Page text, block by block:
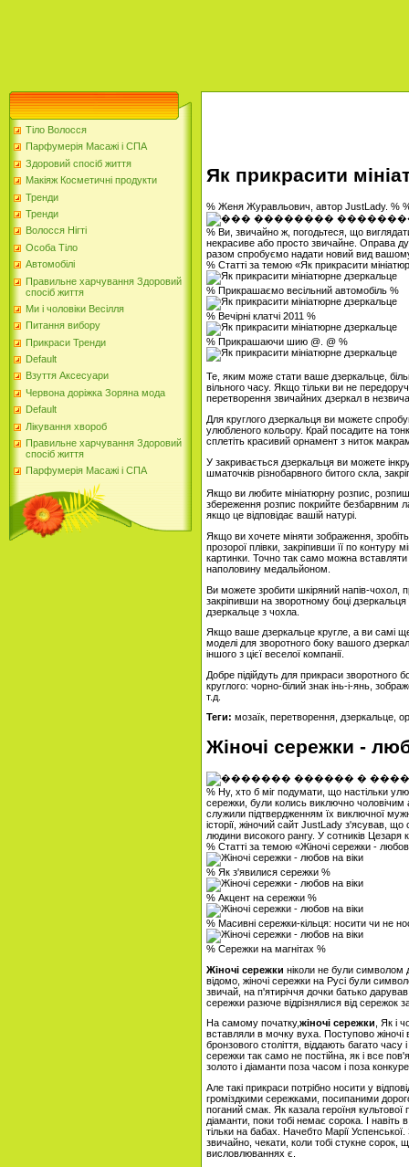
Тіло Волосся
Парфумерія Масажі і СПА
Здоровий спосіб життя
Макіяж Косметичні продукти
Тренди
Тренди
Волосся Нігті
Особа Тіло
Автомобілі
Правильне харчування Здоровий
спосіб життя
Ми і чоловіки Весілля
Питання вибору
Прикраси Тренди
Default
Взуття Аксесуари
Червона доріжка Зоряна мода
Default
Лікування хвороб
Правильне харчування Здоровий
спосіб життя
Парфумерія Масажі і СПА
Як прикрасити
% Женя Журавльович, автор JustLady. %
% Ви, звичайно ж, погодьтеся, що
некрасиве або просто звичайне. Оправа
разом спробуємо надати новий вид
% Статті за темою «Як прикрасити
% Прикрашаємо весільний автомобіль %
% Вечірні клатчі 2011 %
% Прикрашаючи шию @. @ %
Те, яким може стати ваше дзеркальце,
вільного часу. Якщо тільки ви не
перетворення звичайних дзеркал в
Для круглого дзеркальця ви можете
улюбленого кольору. Край посадите на
сплетіть красивий орнамент з ниток
У закривається дзеркальця ви можете
шматочків різнобарвного битого скла,
Якщо ви любите мініатюрну розпис,
збереження розпис покрийте
якщо це відповідає вашій натурі.
Якщо ви хочете міняти зображення,
прозорої плівки, закріпивши її по
картинки. Точно так само можна вставляти
наполовину медальйоном.
Ви можете зробити шкіряний напів-чохол,
закріпивши на зворотному боці
дзеркальце з чохла.
Якщо ваше дзеркальце кругле, а ви самі
моделі для зворотного боку вашого
іншого з цієї веселої компанії.
Добре підійдуть для прикраси зворотного
круглого: чорно-білий знак інь-і-янь,
т.д.
Теги: мозаїк, перетворення, дзеркальце,
Жіночі сережки -
% Ну, хто б міг подумати, що настільки
сережки, були колись виключно чоловічим
служили підтвердженням їх виключної
історії, жіночий сайт JustLady з'ясував,
людини високого рангу. У сотників Цезаря
% Статті за темою «Жіночі сережки -
% Як з'явилися сережки %
% Акцент на сережки %
% Масивні сережки-кільця: носити чи не
% Сережки на магнітах %
Жіночі сережки ніколи не були символом
відомо, жіночі сережки на Русі були
звичай, на п'ятиріччя дочки батько дарував
сережки разюче відрізнялися від сережок
На самому початку,жіночі сережки , Як і
вставляли в мочку вуха. Поступово жіночі
бронзового століття, віддають багато
сережки так само не постійна, як і все
золото і діаманти поза часом і поза
Але такі прикраси потрібно носити у
громіздкими сережками, посипаними
поганий смак. Як казала героїня
діаманти, поки тобі немає сорока. І
тільки на бабах. Начебто Марії
звичайно, чекати, коли тобі стукне сорок,
висловлюваннях є.